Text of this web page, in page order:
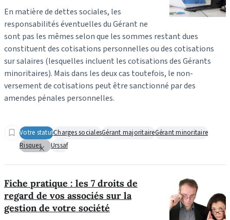
En matière de dettes sociales, les
responsabilités éventuelles du Gérant ne
sont pas les mêmes selon que les sommes restant dues
constituent des cotisations personnelles ou des cotisations
sur salaires (lesquelles incluent les cotisations des Gérants
minoritaires). Mais dans les deux cas toutefois, le non-
versement de cotisations peut être sanctionné par des
amendes pénales personnelles.
Votre statutCharges socialesGérant majoritaireGérant minoritaire
Risques
Urssaf
Fiche pratique : les 7 droits de
regard de vos associés sur la
gestion de votre société